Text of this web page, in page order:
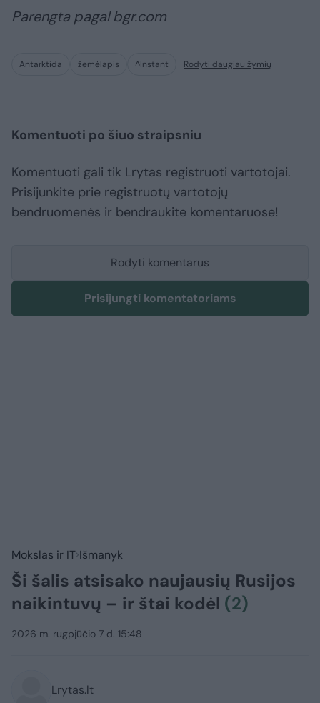
Parengta pagal bgr.com
Antarktida žemėlapis ^Instant Rodyti daugiau žymių
Komentuoti po šiuo straipsniu
Komentuoti gali tik Lrytas registruoti vartotojai.
Prisijunkite prie registruotų vartotojų
bendruomenės ir bendraukite komentaruose!
Rodyti komentarus
Prisijungti komentatoriams
Mokslas ir IT Išmanyk
Ši šalis atsisako naujausių Rusijos
naikintuvų – ir štai kodėl (2)
2026 m. rugpjūčio 7 d. 15:48
Lrytas.lt